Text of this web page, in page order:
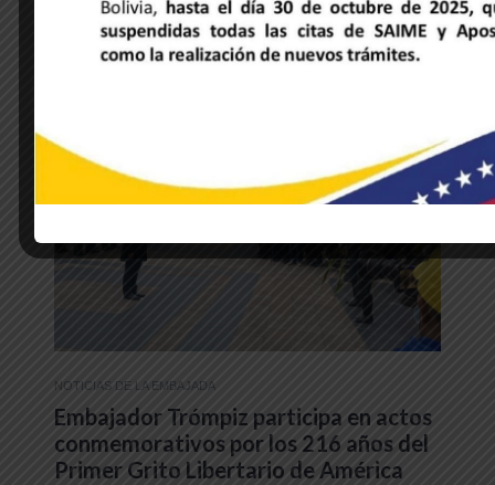
NOTICIAS DE LA EMBAJADA
Embajador Trómpiz participa en actos
conmemorativos por los 216 años del
Primer Grito Libertario de América